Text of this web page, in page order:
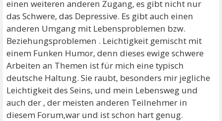
einen weiteren anderen Zugang, es gibt nicht nur
das Schwere, das Depressive. Es gibt auch einen
anderen Umgang mit Lebensproblemen bzw.
Beziehungsproblemen . Leichtigkeit gemischt mit
einem Funken Humor, denn dieses ewige schwere
Arbeiten an Themen ist für mich eine typisch
deutsche Haltung. Sie raubt, besonders mir jegliche
Leichtigkeit des Seins, und mein Lebensweg und
auch der , der meisten anderen Teilnehmer in
diesem Forum,war und ist schon hart genug.